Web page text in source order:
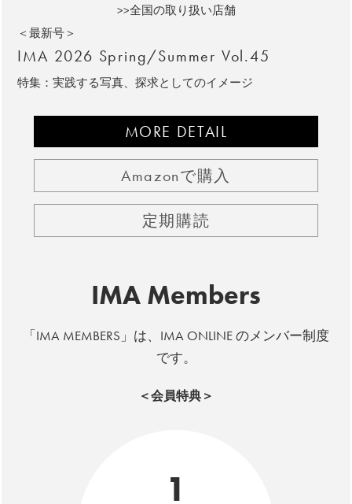
>>全国の取り扱い店舗
＜最新号＞
IMA 2026 Spring/Summer Vol.45
特集：実践する写真、探求としてのイメージ
MORE DETAIL
Amazonで購入
定期購読
IMA Members
「IMA MEMBERS」は、IMA ONLINE のメンバー制度
です。
＜会員特典＞
1